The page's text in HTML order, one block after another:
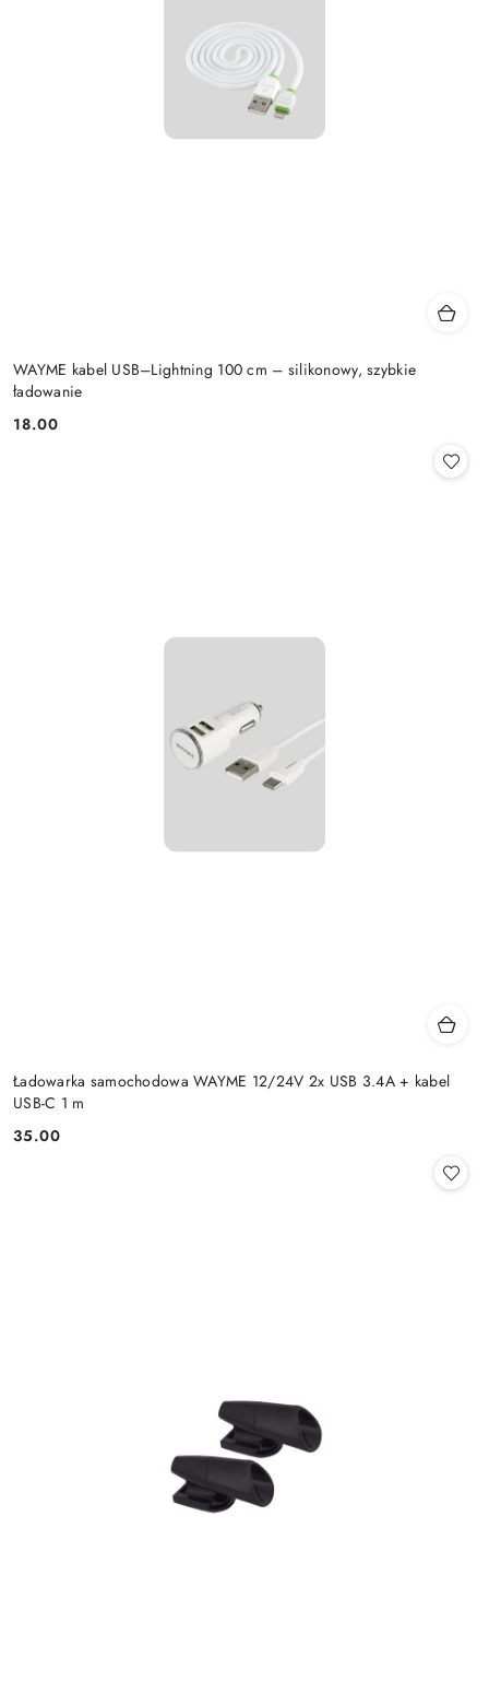
WAYME kabel USB–Lightning 100 cm – silikonowy, szybkie
ładowanie
Cena:
18.00
Ładowarka samochodowa WAYME 12/24V 2x USB 3.4A + kabel
USB-C 1 m
Cena:
35.00